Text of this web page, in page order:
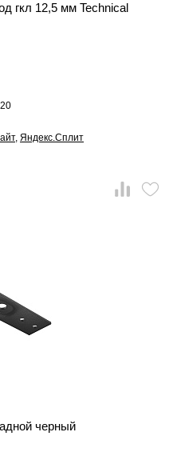
гкл 12,5 мм Technical
, Яндекс.Сплит
черный